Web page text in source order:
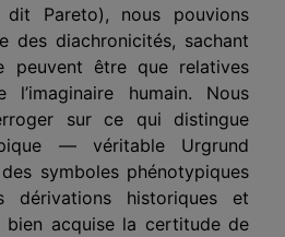
Pareto), nous pouvions
des diachronicités, sachant
peuvent être que relatives
humain. Nous
sur ce qui distingue
— véritable Urgrund
symboles phénotypiques
dérivations historiques et
bien acquise la certitude de